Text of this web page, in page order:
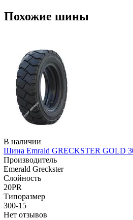
Похожие шины
В наличии
Шина Emrald GRECKSTER GOLD
Производитель
Emerald Greckster
Слойность
20PR
Типоразмер
300-15
Нет отзывов